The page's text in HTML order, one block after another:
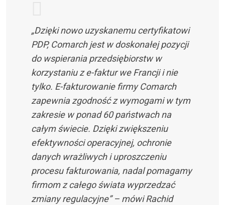
„Dzięki nowo uzyskanemu certyfikatowi
PDP, Comarch jest w doskonałej pozycji
do wspierania przedsiębiorstw w
korzystaniu z e-faktur we Francji i nie
tylko. E-fakturowanie firmy Comarch
zapewnia zgodność z wymogami w tym
zakresie w ponad 60 państwach na
całym świecie. Dzięki zwiększeniu
efektywności operacyjnej, ochronie
danych wrażliwych i uproszczeniu
procesu fakturowania, nadal pomagamy
firmom z całego świata wyprzedzać
zmiany regulacyjne” – mówi Rachid